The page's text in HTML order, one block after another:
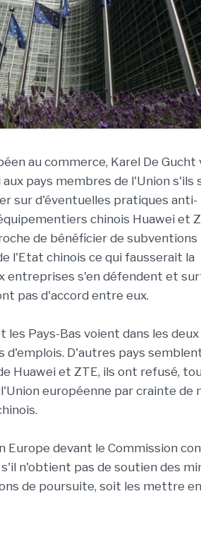
au commerce, Karel De Gucht
pays membres de l'Union s'ils
sur d'éventuelles pratiques anti-
chinois Huawei et
de bénéficier de subventions
l'Etat chinois ce qui fausserait la
entreprises s'en défendent et
pas d'accord entre eux.
les Pays-Bas voient dans les deux
D'autres pays
Huawei et ZTE, ils ont refusé,
européenne par crainte de
Europe devant le Commission
n'obtient pas de soutien des
de poursuite, soit les mettre